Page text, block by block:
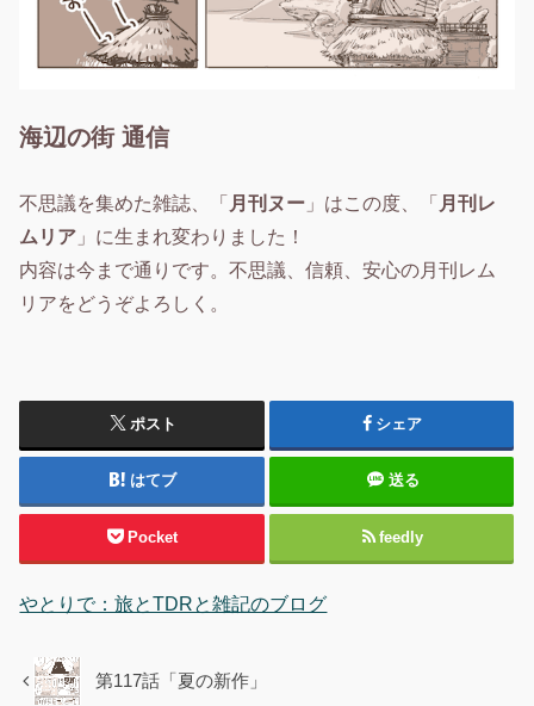
海辺の街 通信
不思議を集めた雑誌、「 月刊ヌー 」はこの度、「 月刊レ
ムリア 」に生まれ変わりました！
内容は今まで通りです。不思議、信頼、安心の月刊レム
リアをどうぞよろしく。
ポスト シェア
はてブ 送る
Pocket feedly
やとりで：旅とTDRと雑記のブログ
第117話「夏の新作」